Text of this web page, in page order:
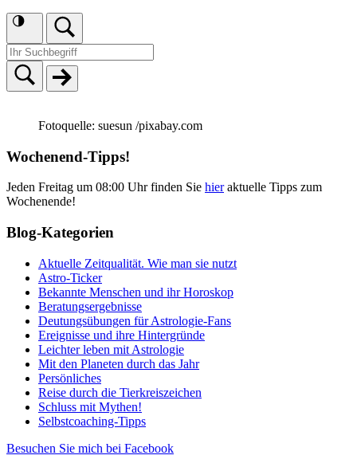
Fotoquelle: suesun /pixabay.com
Wochenend-Tipps!
Jeden Freitag um 08:00 Uhr finden Sie hieraktuelle Tipps zum
Wochenende!
Blog-Kategorien
Aktuelle Zeitqualität. Wie man sie nutzt
Astro-Ticker
Bekannte Menschen und ihr Horoskop
Beratungsergebnisse
Deutungsübungen für Astrologie-Fans
Ereignisse und ihre Hintergründe
Leichter leben mit Astrologie
Mit den Planeten durch das Jahr
Persönliches
Reise durch die Tierkreiszeichen
Schluss mit Mythen!
Selbstcoaching-Tipps
Besuchen Sie mich bei Facebook